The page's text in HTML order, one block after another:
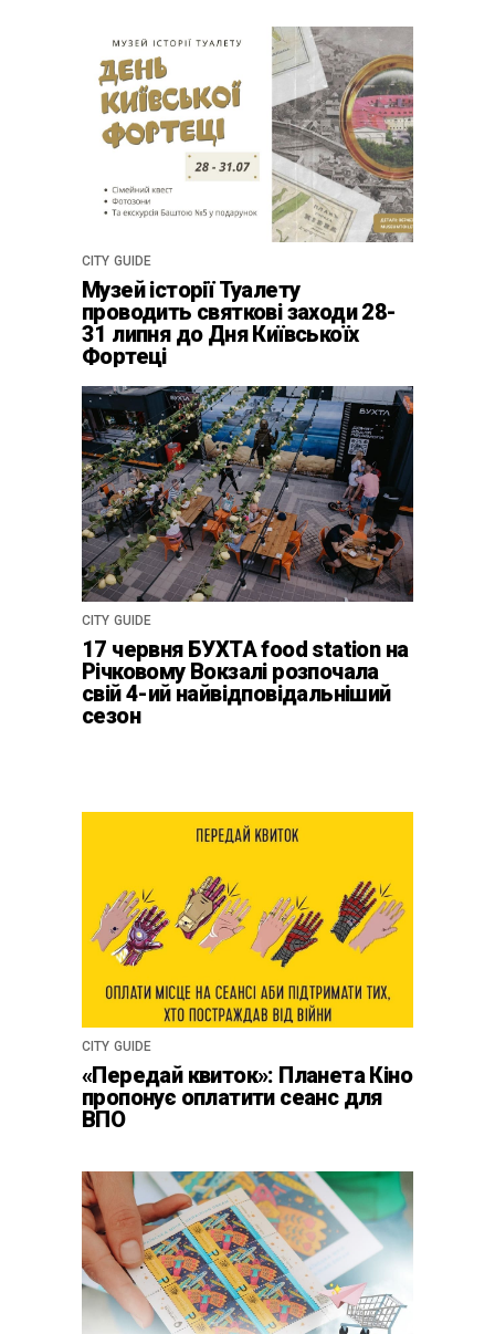
CITY GUIDE
Музей історії Туалету
проводить святкові заходи 28-
31 липня до Дня Київськоїх
Фортеці
CITY GUIDE
17 червня БУХТА food station на
Річковому Вокзалі розпочала
свій 4-ий найвідповідальніший
сезон
CITY GUIDE
«Передай квиток»: Планета Кіно
пропонує оплатити сеанс для
ВПО